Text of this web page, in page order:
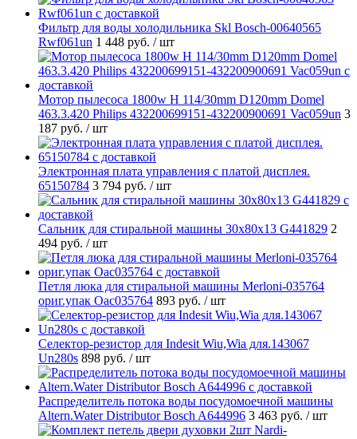
Фильтр для воды холодильника Skl Bosch-00640565
Rwf061un 1 448 руб. / шт
Мотор пылесоса 1800w H 114/30mm D120mm Domel
463.3.420 Philips 432200699151-432200900691 Vac059un 3
187 руб. / шт
Электронная плата управления с платой дисплея.
65150784 3 794 руб. / шт
Cальник для стиральной машины 30x80x13 G441829 2
494 руб. / шт
Петля люка для стиральной машины Merloni-035764
ориг.упак Oac035764 893 руб. / шт
Селектор-резистор для Indesit Wiu,Wia для.143067
Un280s 898 руб. / шт
Распределитель потока воды посудомоечной машины
Altern.Water Distributor Bosch A644996 3 463 руб. / шт